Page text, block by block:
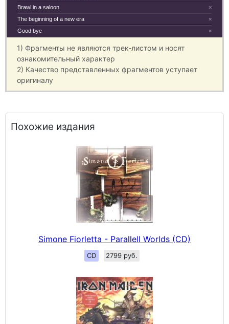
×
Brawl in a saloon
×
The beginning of a new era
×
Good bye
1) Фрагменты не являются трек-листом и носят
ознакомительный характер
2) Качество представленных фрагментов уступает
оригиналу
Похожие издания
Simone Fiorletta - Parallell Worlds (CD)
CD 2799 руб.